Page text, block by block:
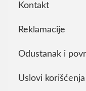
Kontakt
Reklamacije
Odustanak i
Uslovi korišćenja